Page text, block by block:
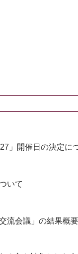
」開催日の決定に
いて
流会議」の結果概